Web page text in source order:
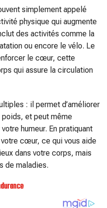
simplement appelé
physique qui augmente
des activités comme la
ou encore le vélo. Le
le cœur, cette
qui assure la circulation
: il permet d’améliorer
poids, et peut même
humeur. En pratiquant
cœur, ce qui vous aide
dans votre corps, mais
de maladies.